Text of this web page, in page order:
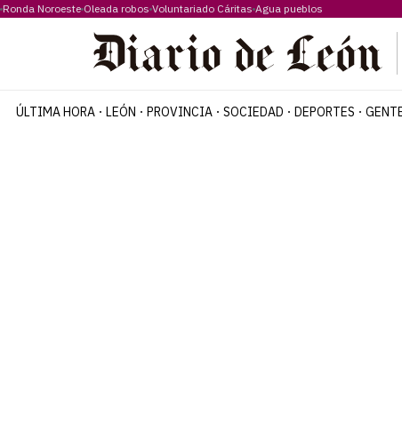
Ronda Noroeste Oleada robos Voluntariado Cáritas Agua pueblos
ÚLTIMA HORA LEÓN PROVINCIA SOCIEDAD DEPORTES